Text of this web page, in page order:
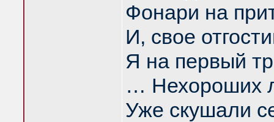
Фонари на
И, свое
Я на первый
… Нехороших
Уже скушали